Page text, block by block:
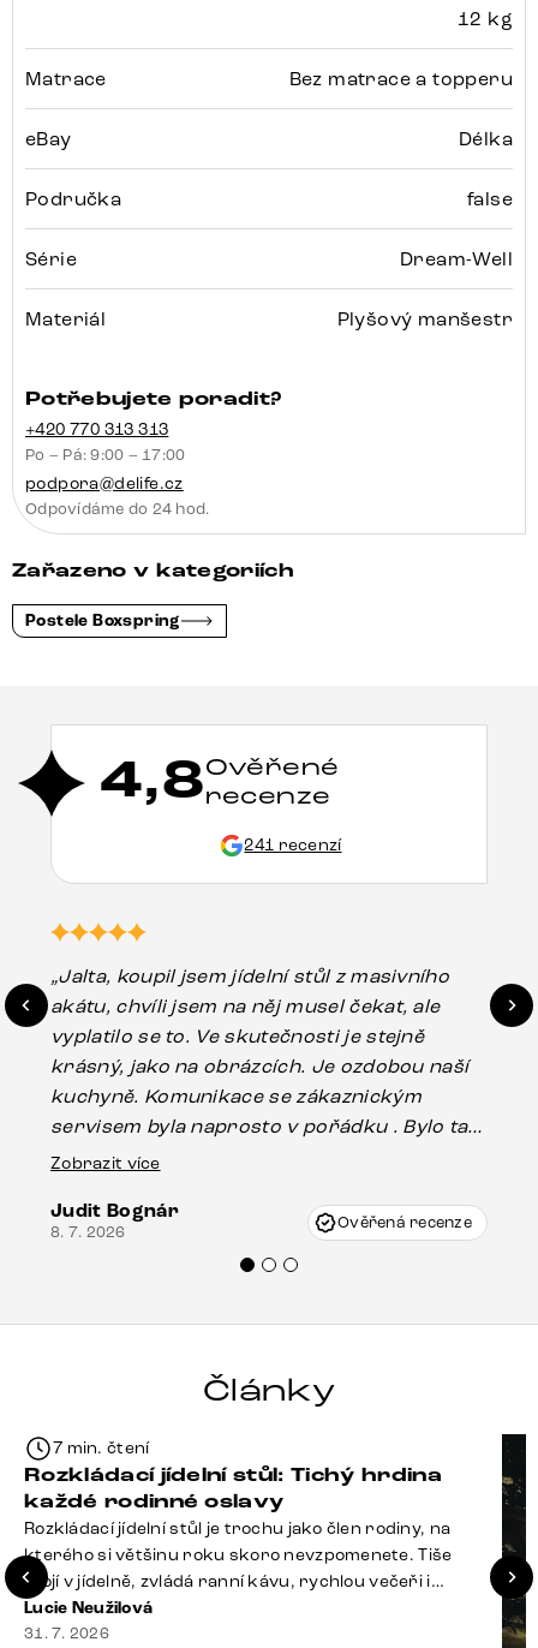
12 kg
Matrace Bez matrace a topperu
eBay Délka
Područka false
Série Dream-Well
Materiál Plyšový manšestr
Potřebujete poradit?
+420 770 313 313
Po – Pá: 9:00 – 17:00
podpora@delife.cz
Odpovídáme do 24 hod.
Zařazeno v kategoriích
Postele Boxspring
4,8Ověřené
recenze
241 recenzí
„Jalta, koupil jsem jídelní stůl z masivního
akátu, chvíli jsem na něj musel čekat, ale
vyplatilo se to. Ve skutečnosti je stejně
krásný, jako na obrázcích. Je ozdobou naší
kuchyně. Komunikace se zákaznickým
servisem byla naprosto v pořádku . Bylo tam
drobné poškození u nohy stolu, které mohlo
Vincze mi velmi korektně vyšli vstříc.
Doporučuji produkty Delife všem.“
Zobrazit více
Judit Bognár
8. 7. 2026 Ověřená recenze
Články
7 min. čtení
Rozkládací jídelní stůl: Tichý hrdina
každé rodinné oslavy
Rozkládací jídelní stůl je trochu jako člen rodiny, na
kterého si většinu roku skoro nevzpomenete. Tiše
stojí v jídelně, zvládá ranní kávu, rychlou večeři i
hromadu dopisů, které je potřeba „někdy vyřídit“. Pak
ale přijdou Vánoce, narozeniny nebo zpráva: „Stavíme
Lucie Neužilová
31. 7. 2026